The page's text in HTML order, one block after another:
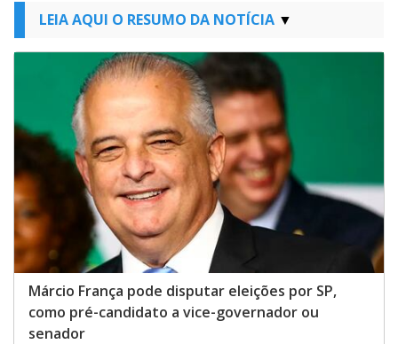
LEIA AQUI O RESUMO DA NOTÍCIA
Márcio França pode disputar eleições por SP,
como pré-candidato a vice-governador ou
senador